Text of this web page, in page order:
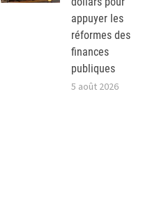
appuyer les
réformes des
finances
publiques
5 août 2026